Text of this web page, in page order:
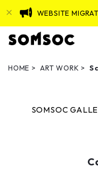
WEBSITE
HOME ART WORK
SOMSOC